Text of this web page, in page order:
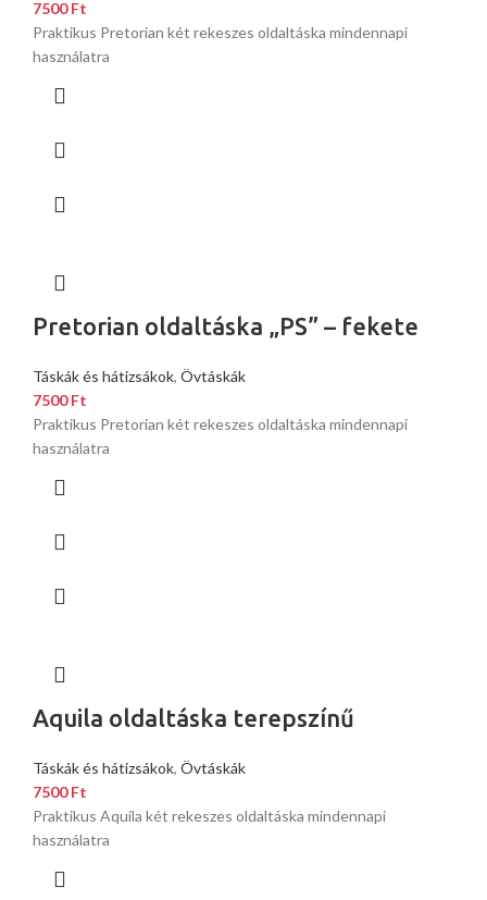
7500Ft
Praktikus Pretorian két rekeszes oldaltáska mindennapi
használatra
Pretorian oldaltáska „PS” – fekete
Táskák és hátizsákok, Övtáskák
7500Ft
Praktikus Pretorian két rekeszes oldaltáska mindennapi
használatra
Aquila oldaltáska terepszínű
Táskák és hátizsákok, Övtáskák
7500Ft
Praktikus Aquila két rekeszes oldaltáska mindennapi
használatra